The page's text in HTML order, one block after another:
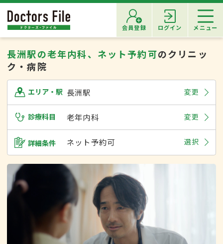
会員登録 ログイン メニュー
長洲駅の老年内科、ネット予約可のクリニッ
ク・病院
エリア・駅 長洲駅 変更
診療科目 老年内科 変更
詳細条件 ネット予約可 選択